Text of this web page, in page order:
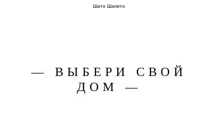
Шато Шапито
— ВЫБЕРИ СВОЙ
ДОМ —